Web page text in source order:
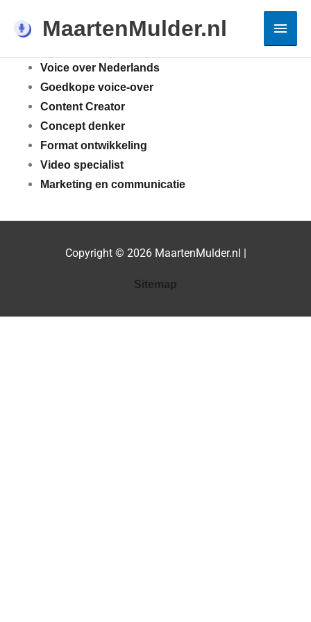
naar
inhoud
MaartenMulder.nl
Voice-over Tarieven
Voice over Nederlands
Goedkope voice-over
Content Creator
Concept denker
Format ontwikkeling
Video specialist
Marketing en communicatie
Copyright © 2026 MaartenMulder.nl
Sitemap